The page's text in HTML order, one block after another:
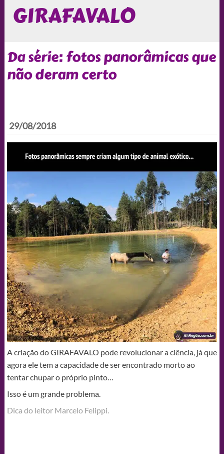
GIRAFAVALO
Da série: fotos panorâmicas que
não deram certo
29/08/2018
A criação do GIRAFAVALO pode revolucionar a ciência, já que
agora ele tem a capacidade de ser encontrado morto ao
tentar chupar o próprio pinto…
Isso é um grande problema.
Dica do leitor Marcelo Felippi.